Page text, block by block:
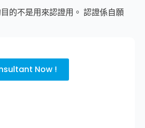
的不是用來認證用。 認證係自願
Now !